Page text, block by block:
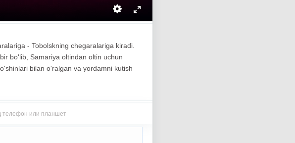
- Tobolskning chegaralariga kiradi.
bo'lib, Samariya oltindan oltin uchun
bilan o'ralgan va yordamni kutish
телефон или планшет